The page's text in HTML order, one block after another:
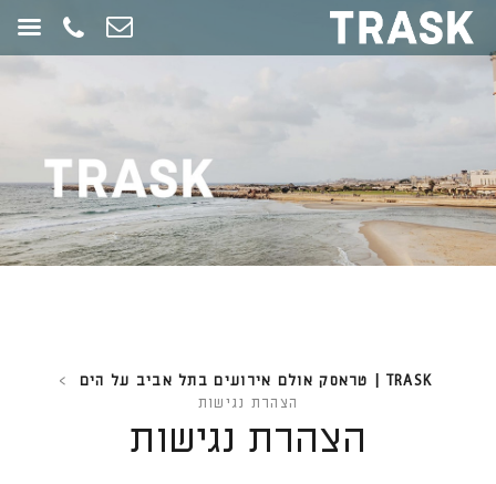
תחילתו
דף
אינטרנט,
כדי
לעבור
לאזור
תוכן
TRASK | טראסק אולם אירועים בתל אביב על הים
>
הצהרת נגישות
הצהרת נגישות